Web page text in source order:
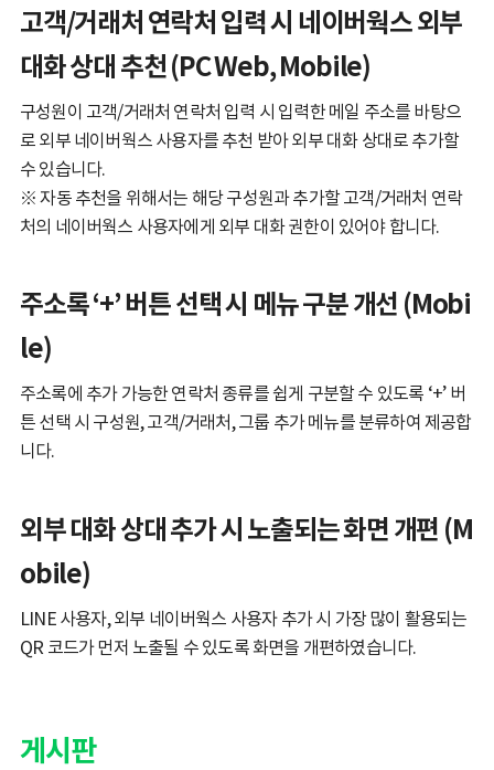
고객/거래처 연락처 입력 시 네이버웍스 외부
대화 상대 추천 (PC Web, Mobile)
구성원이 고객/거래처 연락처 입력 시 입력한 메일 주소를 바탕으
로 외부 네이버웍스 사용자를 추천 받아 외부 대화 상대로 추가할
수 있습니다.
※ 자동 추천을 위해서는 해당 구성원과 추가할 고객/거래처 연락
처의 네이버웍스 사용자에게 외부 대화 권한이 있어야 합니다.
주소록 ‘+’ 버튼 선택 시 메뉴 구분 개선 (Mobi
le)
주소록에 추가 가능한 연락처 종류를 쉽게 구분할 수 있도록 ‘+’ 버
튼 선택 시 구성원, 고객/거래처, 그룹 추가 메뉴를 분류하여 제공합
니다.
외부 대화 상대 추가 시 노출되는 화면 개편 (M
obile)
LINE 사용자, 외부 네이버웍스 사용자 추가 시 가장 많이 활용되는
QR 코드가 먼저 노출될 수 있도록 화면을 개편하였습니다.
게시판